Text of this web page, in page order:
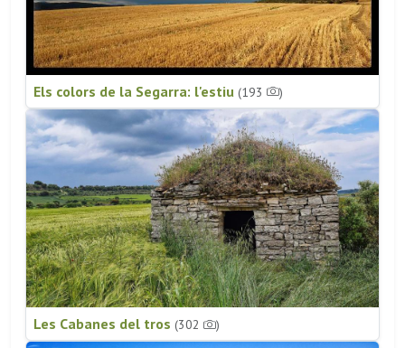
Els colors de la Segarra: l'estiu (193 )
Les Cabanes del tros (302 )